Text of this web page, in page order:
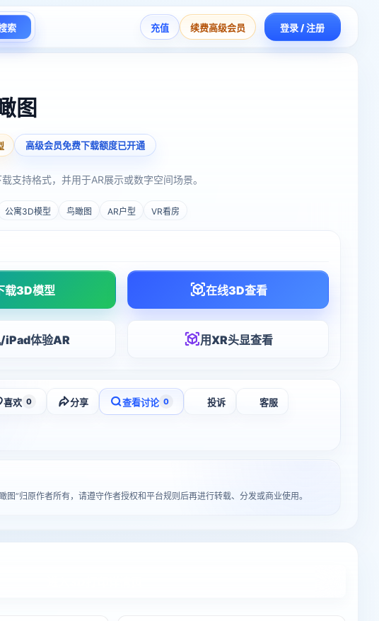
索 充值 续费高级会员 登录 / 注册
图
高级会员免费下载额度已开通
支持格式，并用于AR展示或数字空间场景。
公寓3D模型 鸟瞰图 AR户型 VR看房
载3D模型 在线3D查看
iPad体验AR 用XR头显查看
喜欢 0 分享 查看讨论 0 投诉 客服
图”归原作者所有，请遵守作者授权和平台规则后再进行转载、分发或商业使用。